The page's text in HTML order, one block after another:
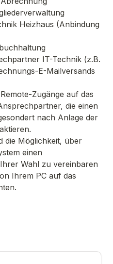
Heizhaus (Anbindung
IT-Technik (z.B.
E-Mailversands
Zugänge auf das
die einen
nach Anlage der
die Möglichkeit, über
einen
Wahl zu vereinbaren
Ihrem PC auf das